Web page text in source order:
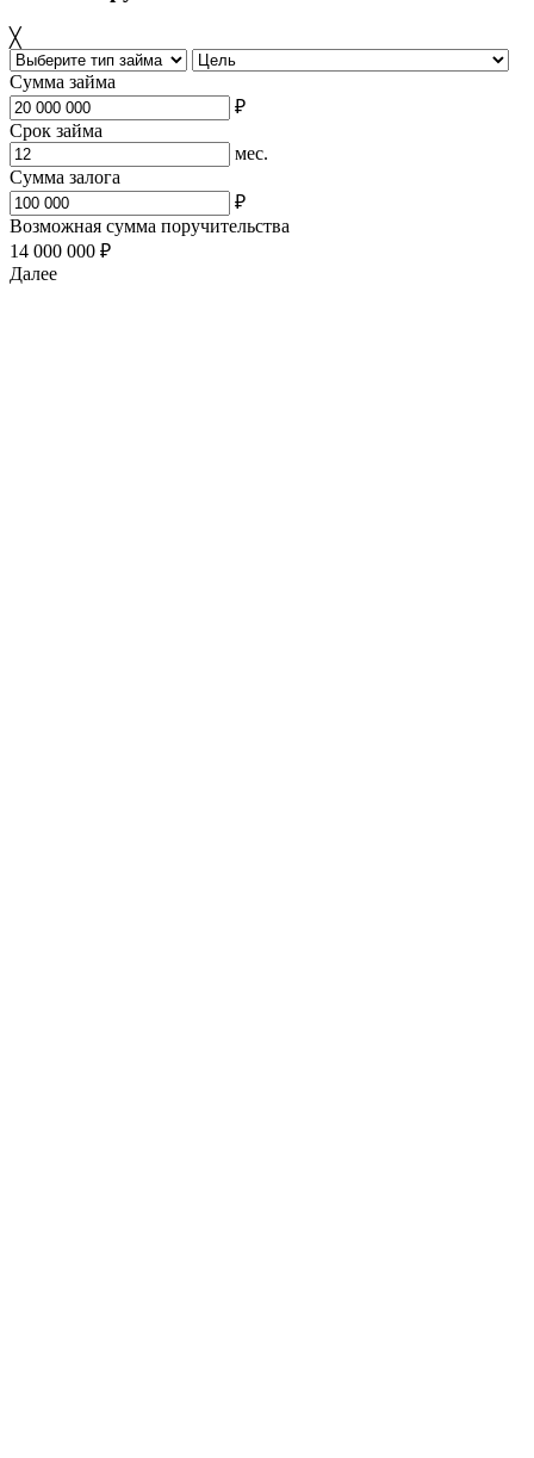
╳
Сумма займа
₽
Срок займа
мес.
Сумма залога
₽
Возможная сумма поручительства
14 000 000 ₽
Далее